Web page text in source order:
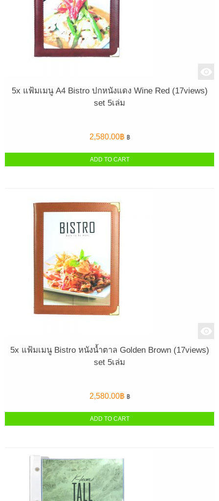
5x แฟ้มเมนู A4 Bistro ปกหนังแดง Wine Red (17views)
set 5เล่ม
2,580.00฿ ฿
ADD TO CART
5x แฟ้มเมนู Bistro หนังน้ำตาล Golden Brown (17views)
set 5เล่ม
2,580.00฿ ฿
ADD TO CART